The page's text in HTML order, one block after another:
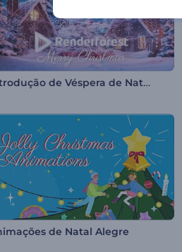
Introdução de Véspera de Natal com Neve
de Natal Alegre